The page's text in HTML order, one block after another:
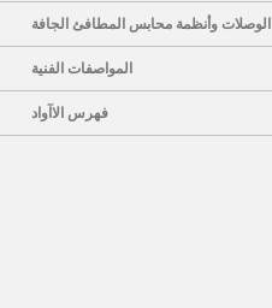
الوصلات وأنظمة محابس المطافئ الجافة
المواصفات الفنية
فهرس الاآواد